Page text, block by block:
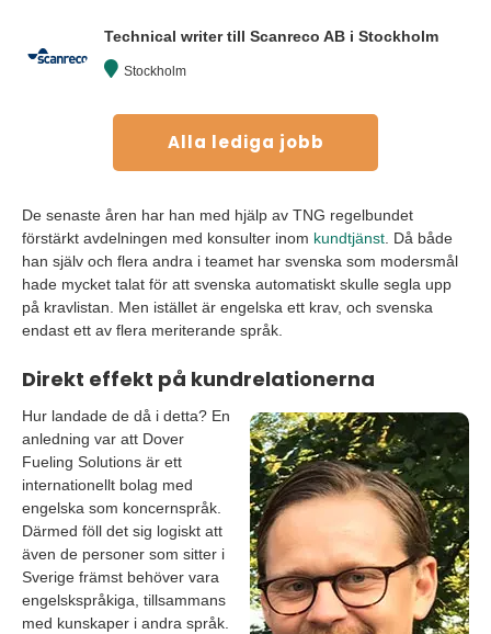
Technical writer till Scanreco AB i Stockholm
Stockholm
Alla lediga jobb
De senaste åren har han med hjälp av TNG regelbundet
förstärkt avdelningen med konsulter inom kundtjänst. Då både
han själv och flera andra i teamet har svenska som modersmål
hade mycket talat för att svenska automatiskt skulle segla upp
på kravlistan. Men istället är engelska ett krav, och svenska
endast ett av flera meriterande språk.
Direkt effekt på kundrelationerna
Hur landade de då i detta? En
anledning var att Dover
Fueling Solutions är ett
internationellt bolag med
engelska som koncernspråk.
Därmed föll det sig logiskt att
även de personer som sitter i
Sverige främst behöver vara
engelskspråkiga, tillsammans
med kunskaper i andra språk.